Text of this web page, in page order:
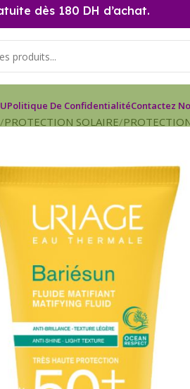
dès 180 DH d’achat.
Politique De ConfidentialitéContactez
PROTECTION SOLAIRE